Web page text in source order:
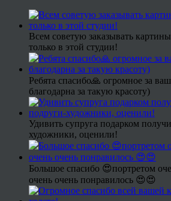
Всем советую заказывать
только в этой студии!
Ребята спасибо🙏 огромное за
благодарна за такую красоту)
Удивить супруга подарком
художники, оценили!
Большое спасибо 😍портретом
очень очень понравилось 😍😍